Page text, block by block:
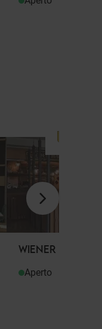
WIENER HAUS
Aperto